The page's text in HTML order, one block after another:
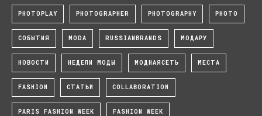
PHOTOPLAY PHOTOGRAPHER PHOTOGRAPHY PHOTO
СОБЫТИЯ MODA RUSSIANBRANDS МОДАРУ
НОВОСТИ НЕДЕЛИ МОДЫ МОДНАЯСЕТЬ МЕСТА
FASHION СТАТЬИ COLLABORATION
PARIS FASHION WEEK FASHION WEEK